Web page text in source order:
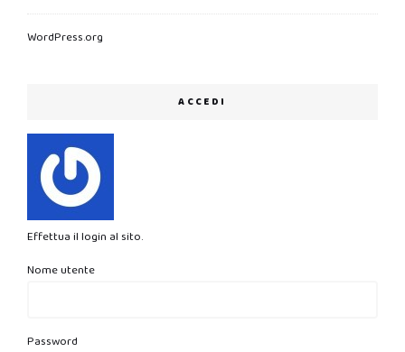
WordPress.org
ACCEDI
Effettua il login al sito.
Nome utente
Password